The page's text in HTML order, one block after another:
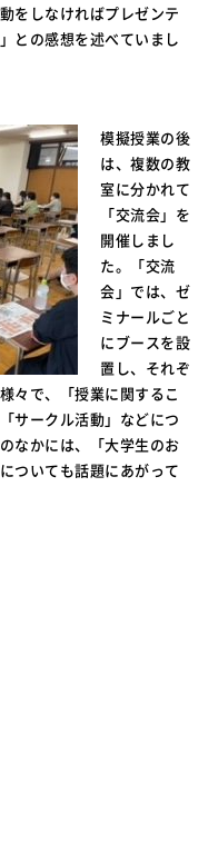
をしなければプレゼンテ
との感想を述べていまし
模擬授業の後
は、複数の教
室に分かれて
「交流会」を
開催しまし
た。「交流
会」では、ゼ
ミナールごと
にブースを設
置し、それぞ
々で、「授業に関するこ
サークル活動」などにつ
なかには、「大学生のお
ついても話題にあがって